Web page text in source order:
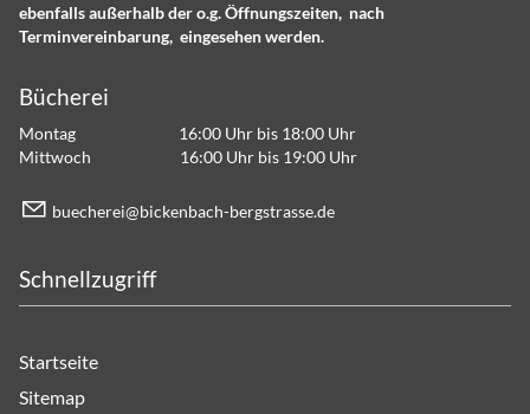
ebenfalls außerhalb der o.g. Öffnungszeiten, nach
Terminvereinbarung, eingesehen werden.
Bücherei
Montag 16:00 Uhr bis 18:00 Uhr
Mittwoch 16:00 Uhr bis 19:00 Uhr
b ch r b ck nb ch-b rgstr ss d
Schnellzugriff
Startseite
Sitemap